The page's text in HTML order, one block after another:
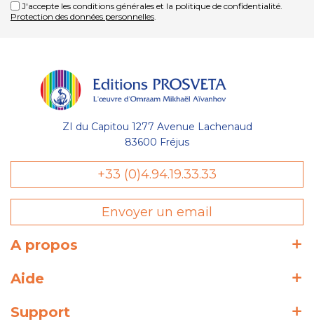
J'accepte les conditions générales et la politique de confidentialité.
Protection des données personnelles.
ZI du Capitou 1277 Avenue Lachenaud
83600 Fréjus
+33 (0)4.94.19.33.33
Envoyer un email
A propos
Aide
Support